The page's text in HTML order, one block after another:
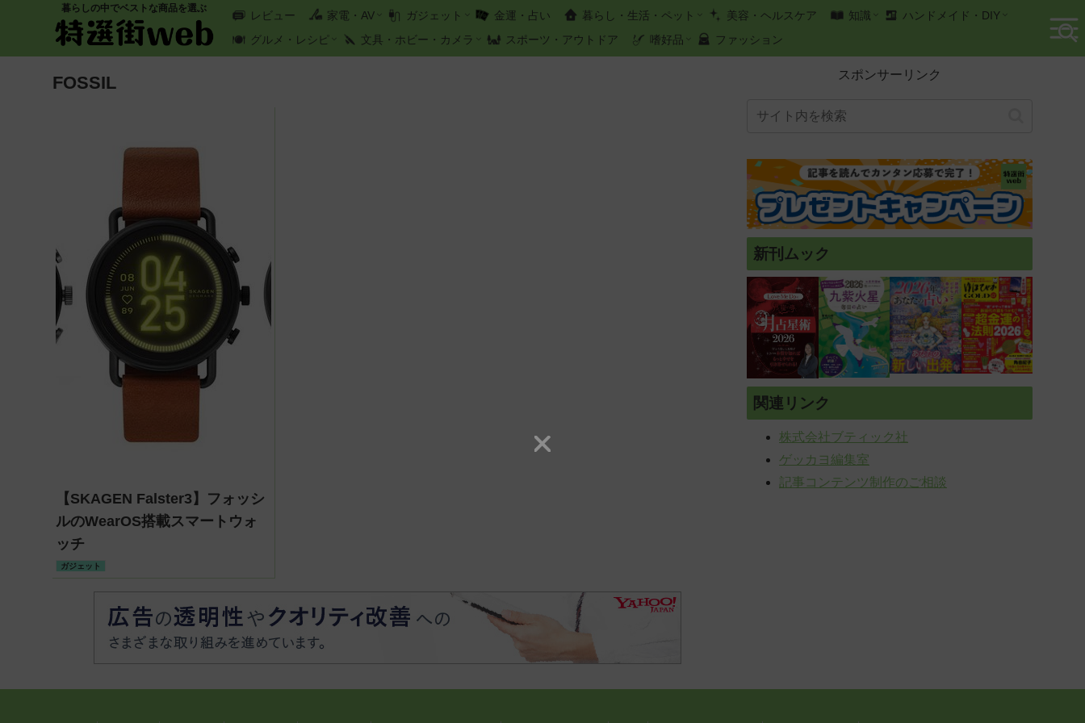
暮らしの中でベストな商品を選ぶ
レビュー 家電・AV ガジェット 金運・占い 暮らし・生活・ペット 美容・ヘルスケア 知識
ハンドメイド・DIY
グルメ・レシピ
文具・ホビー・カメラ スポーツ・アウトドア 嗜好品 ファッション
FOSSIL
【SKAGEN Falster3】フォッシ
ルのWearOS搭載スマートウォ
ッチ
ガジェット
スポンサーリンク
新刊ムック
関連リンク
株式会社ブティック社
ゲッカヨ編集室
記事コンテンツ制作のご相談